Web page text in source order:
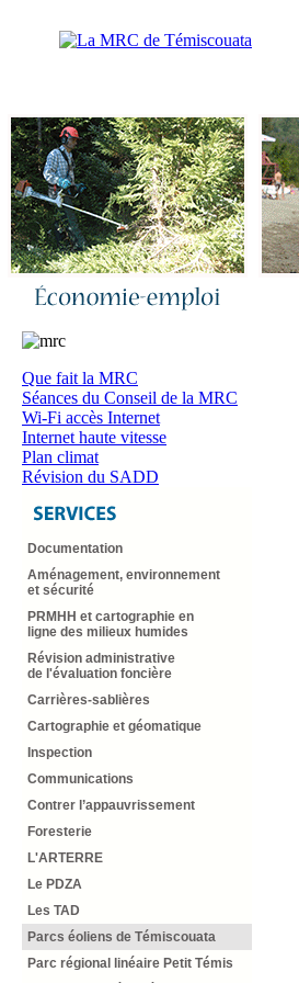
Que fait la MRC
Séances du Conseil de la MRC
Wi-Fi accès Internet
Internet haute vitesse
Plan climat
Révision du SADD
Documentation
Aménagement, environnement
et sécurité
PRMHH et cartographie en
ligne des milieux humides
Révision administrative
de l'évaluation foncière
Carrières-sablières
Cartographie et géomatique
Inspection
Communications
Contrer l’appauvrissement
Foresterie
L'ARTERRE
Le PDZA
Les TAD
Parcs éoliens de Témiscouata
Parc régional linéaire Petit Témis